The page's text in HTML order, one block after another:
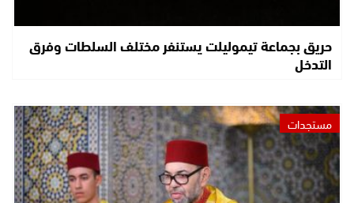
حريق بجماعة تيموليلت يستنفر مختلف السلطات وفرق
التدخل
مستجدات